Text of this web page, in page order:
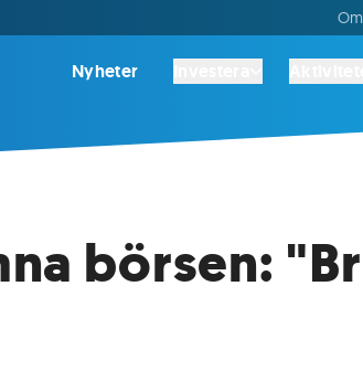
Nyheter
börsen: